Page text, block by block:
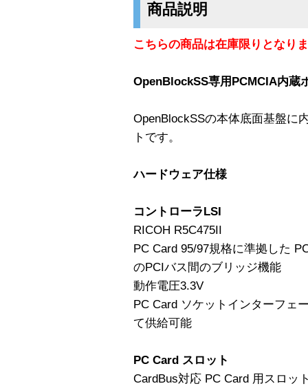
商品説明
こちらの商品は在庫限りとなり
OpenBlockSS専用PCMCIA内蔵
OpenBlockSSの本体底面基盤に
トです。
ハードウェア仕様
コントローラLSI
RICOH R5C475II
PC Card 95/97規格に準拠した
のPCIバス間のブリッジ機能
動作電圧3.3V
PC Card ソケットインターフェ
て供給可能
PC Card スロット
CardBus対応 PC Card 用スロッ